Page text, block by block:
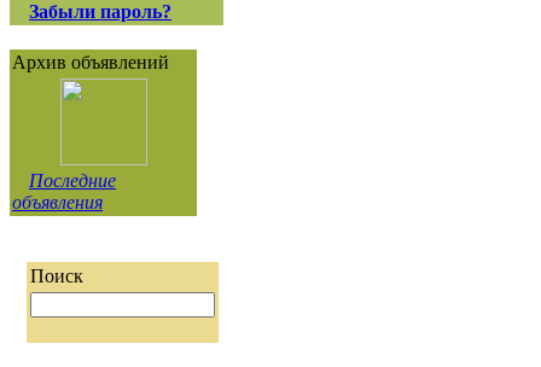
Забыли пароль?
Архив объявлений
Последние
объявления
Поиск